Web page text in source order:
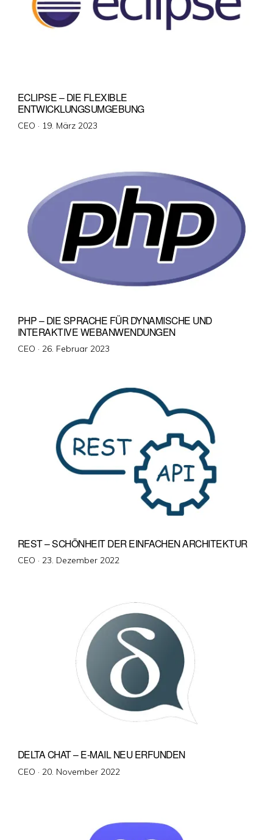
ECLIPSE – DIE FLEXIBLE
ENTWICKLUNGSUMGEBUNG
CEO · Veröffentlicht
19. März 2023
PHP – DIE SPRACHE FÜR DYNAMISCHE UND
INTERAKTIVE WEBANWENDUNGEN
CEO · Veröffentlicht
26. Februar 2023
REST – SCHÖNHEIT DER EINFACHEN ARCHITEKTUR
CEO · Veröffentlicht
23. Dezember 2022
DELTA CHAT – E-MAIL NEU ERFUNDEN
CEO · Veröffentlicht
20. November 2022